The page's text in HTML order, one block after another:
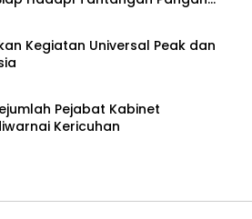
Kegiatan Universal Peak dan
Pejabat Kabinet
Kericuhan